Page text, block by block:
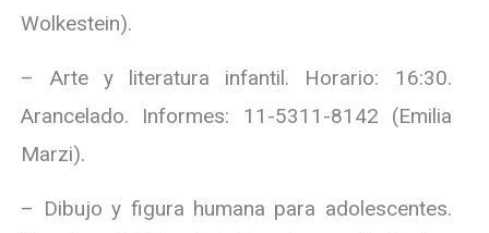
Wolkestein).
– Arte y literatura infantil. Horario: 16:30.
Arancelado. Informes: 11-5311-8142 (Emilia
Marzi).
– Dibujo y figura humana para adolescentes.